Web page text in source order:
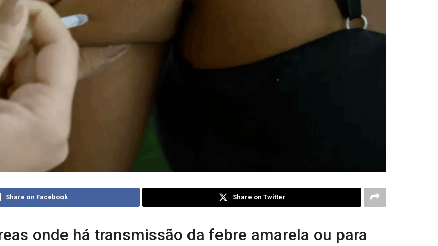
Share on Facebook Share on Twitter
onde há transmissão da febre amarela ou para